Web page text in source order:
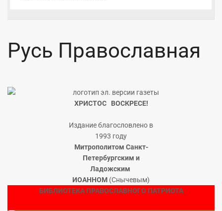
Русь Православная
ХРИСТОС ВОСКРЕСЕ!
Издание благословлено в
1993 году
Митрополитом Санкт-
Петербургским и
Ладожским
ИОАННОМ (Снычевым)
БИБЛИОТЕКА ПРАВОСЛАВНОГО ПАТРИОТА